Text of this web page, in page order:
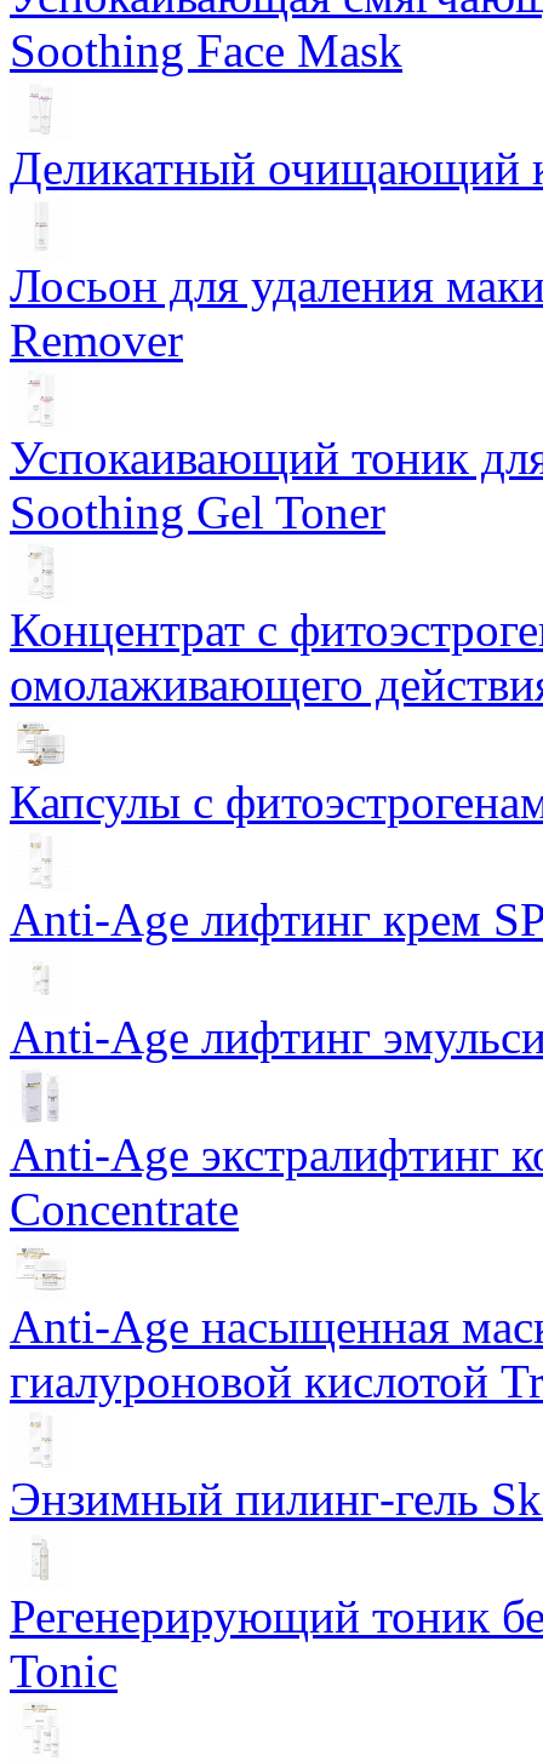
Soothing Face Mask
Деликатный очищающий
Лосьон для удаления
Remover
Успокаивающий тоник
Soothing Gel Toner
Концентрат с
омолаживающего
Капсулы с
Anti-Age лифтинг крем
Anti-Age лифтинг
Anti-Age экстралифтинг
Concentrate
Anti-Age насыщенная
гиалуроновой кислотой
Энзимный пилинг-гель
Регенерирующий тоник
Tonic